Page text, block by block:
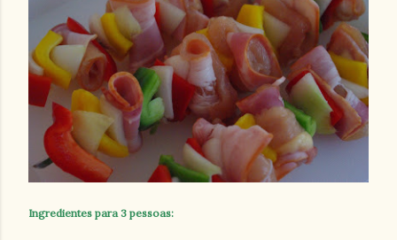
Ingredientes para 3 pessoas: